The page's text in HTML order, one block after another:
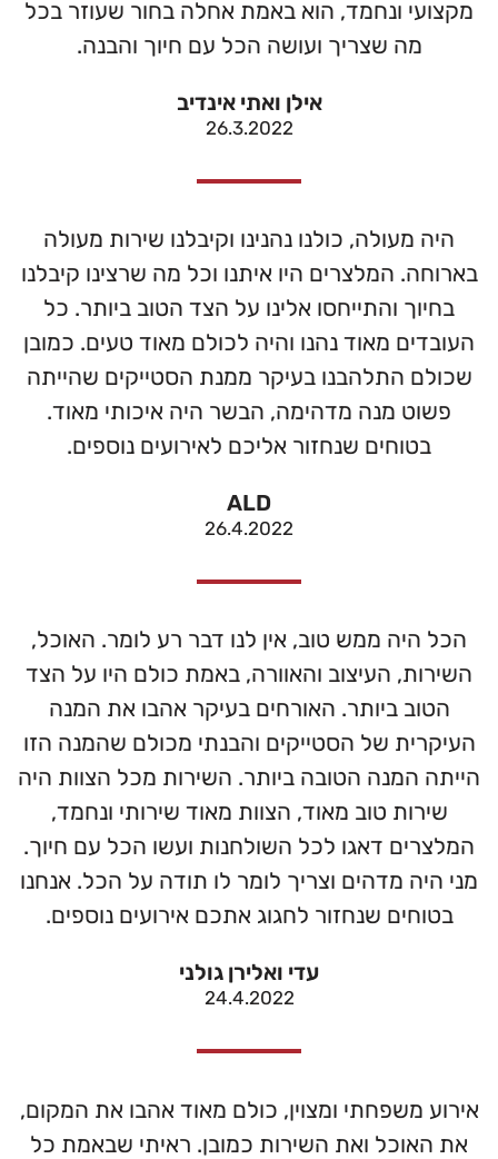
מקצועי ונחמד, הוא באמת אחלה בחור שעוזר בכל
מה שצריך ועושה הכל עם חיוך והבנה.
אילן ואתי אינדיב
26.3.2022
היה מעולה, כולנו נהנינו וקיבלנו שירות מעולה
בארוחה. המלצרים היו איתנו וכל מה שרצינו קיבלנו
בחיוך והתייחסו אלינו על הצד הטוב ביותר. כל
העובדים מאוד נהנו והיה לכולם מאוד טעים. כמובן
שכולם התלהבנו בעיקר ממנת הסטייקים שהייתה
פשוט מנה מדהימה, הבשר היה איכותי מאוד.
בטוחים שנחזור אליכם לאירועים נוספים.
ALD
26.4.2022
הכל היה ממש טוב, אין לנו דבר רע לומר. האוכל,
השירות, העיצוב והאוורה, באמת כולם היו על הצד
הטוב ביותר. האורחים בעיקר אהבו את המנה
העיקרית של הסטייקים והבנתי מכולם שהמנה הזו
הייתה המנה הטובה ביותר. השירות מכל הצוות היה
שירות טוב מאוד, הצוות מאוד שירותי ונחמד,
המלצרים דאגו לכל השולחנות ועשו הכל עם חיוך.
מני היה מדהים וצריך לומר לו תודה על הכל. אנחנו
בטוחים שנחזור לחגוג אתכם אירועים נוספים.
עדי ואלירן גולני
24.4.2022
אירוע משפחתי ומצוין, כולם מאוד אהבו את המקום,
את האוכל ואת השירות כמובן. ראיתי שבאמת כל